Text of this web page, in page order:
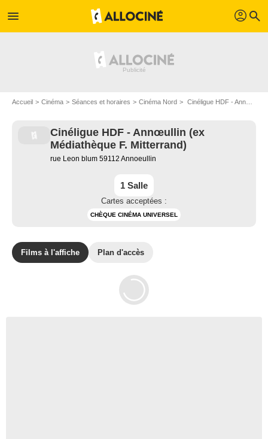
menu profil search
Accueil Cinéma Séances et horaires Cinéma Nord Cinéligue HDF - Annœullin (ex Médiathèque F. Mitterrand) à Annoeullin
Cinéligue HDF - Annœullin (ex
Médiathèque F. Mitterrand)
rue Leon blum 59112 Annoeullin
1 Salle
Cartes acceptées :
CHÈQUE CINÉMA UNIVERSEL
Films à l'affiche Plan d'accès